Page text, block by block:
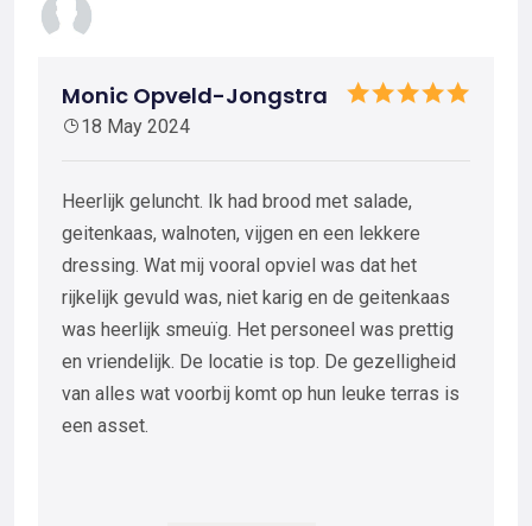
Monic Opveld-Jongstra
18 May 2024
Heerlijk geluncht. Ik had brood met salade,
geitenkaas, walnoten, vijgen en een lekkere
dressing. Wat mij vooral opviel was dat het
rijkelijk gevuld was, niet karig en de geitenkaas
was heerlijk smeuïg. Het personeel was prettig
en vriendelijk. De locatie is top. De gezelligheid
van alles wat voorbij komt op hun leuke terras is
een asset.